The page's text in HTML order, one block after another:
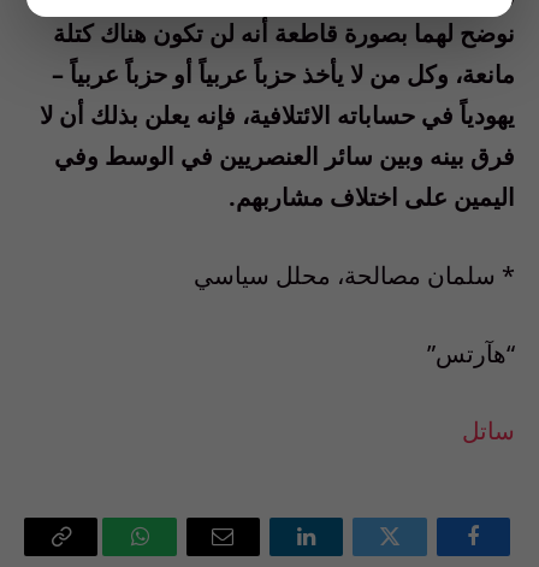
نوضح لهما بصورة قاطعة أنه لن تكون هناك كتلة
مانعة، وكل من لا يأخذ حزباً عربياً أو حزباً عربياً –
يهودياً في حساباته الائتلافية، فإنه يعلن بذلك أن لا
فرق بينه وبين سائر العنصريين في الوسط وفي
اليمين على اختلاف مشاربهم.
* سلمان مصالحة، محلل سياسي
“هآرتس”
ساتل
فيسبوك تويتر لينكدإن
البريد
واتساب Copy